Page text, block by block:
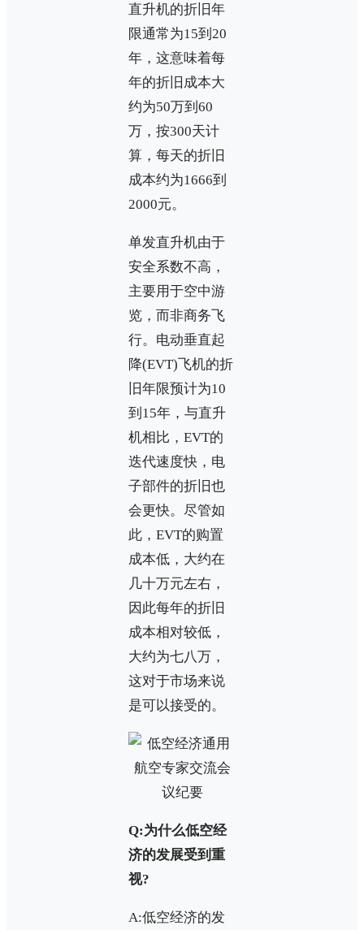
直升机的折旧年
限通常为15到20
年，这意味着每
年的折旧成本大
约为50万到60
万，按300天计
算，每天的折旧
成本约为1666到
2000元。
单发直升机由于
安全系数不高，
主要用于空中游
览，而非商务飞
行。电动垂直起
降(EVT)飞机的折
旧年限预计为10
到15年，与直升
机相比，EVT的
迭代速度快，电
子部件的折旧也
会更快。尽管如
此，EVT的购置
成本低，大约在
几十万元左右，
因此每年的折旧
成本相对较低，
大约为七八万，
这对于市场来说
是可以接受的。
Q:为什么低空经
济的发展受到重
视?
A:低空经济的发